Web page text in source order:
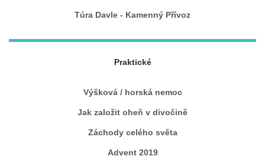
Túra Davle - Kamenný Přívoz
Praktické
Výšková / horská nemoc
Jak založit oheň v divočině
Záchody celého světa
Advent 2019